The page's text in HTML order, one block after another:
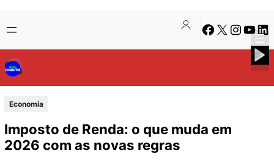
para
o
conteúdo
to
content
Facebook
X Instagram
Economia
Imposto de Renda: o que muda em
2026 com as novas regras